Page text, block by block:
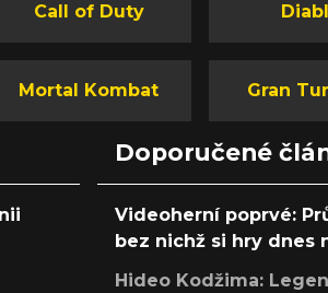
Call of Duty
Mortal Kombat Gran
Doporučené
Videoherní poprvé:
bez nichž si hry dnes
Hideo Kodžima: